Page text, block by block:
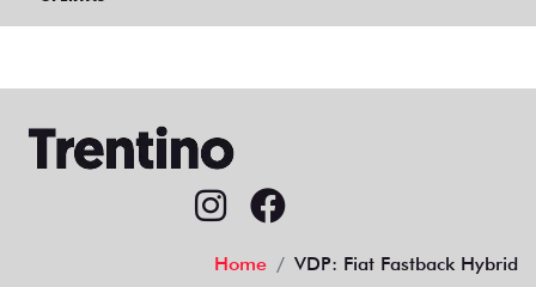
Home VDP: Fiat Fastback Hybrid